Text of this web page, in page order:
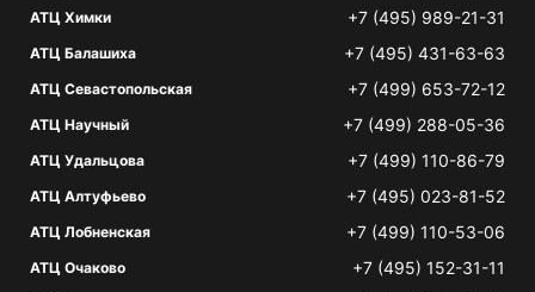
АТЦ Химки +7 (495) 989-21-31
АТЦ Балашиха +7 (495) 431-63-63
АТЦ Севастопольская +7 (499) 653-72-12
АТЦ Научный +7 (499) 288-05-36
АТЦ Удальцова +7 (499) 110-86-79
АТЦ Алтуфьево +7 (495) 023-81-52
АТЦ Лобненская +7 (499) 110-53-06
АТЦ Очаково +7 (495) 152-31-11